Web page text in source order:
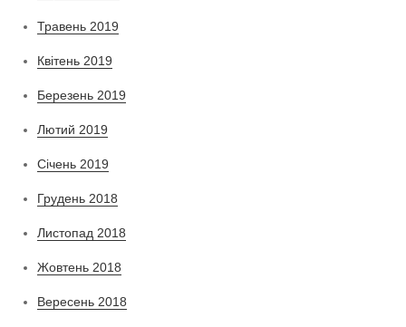
Травень 2019
Квітень 2019
Березень 2019
Лютий 2019
Січень 2019
Грудень 2018
Листопад 2018
Жовтень 2018
Вересень 2018